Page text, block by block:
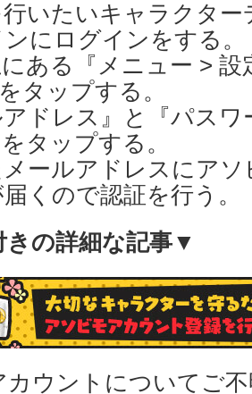
いたいキャラクタ
にログインをする。
ある『メニュー >
タップする。
アドレス』と『パス
をタップする。
メールアドレスにア
くので認証を行う。
の詳細な記事▼
カウントについてご